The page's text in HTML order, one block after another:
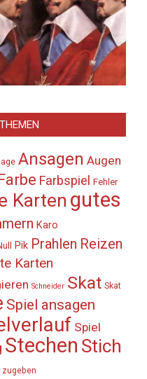
Ansagen Augen
Farbspiel Fehler
Karten gutes
Karo
Pik Prahlen Reizen
Karten
Schneider Skat Skat
Spiel ansagen
Spiel
Stechen Stich
zugeben